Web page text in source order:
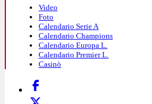
Video
Foto
Calendario Serie A
Calendario Champions
Calendario Europa L.
Calendario Premier L.
Casinò